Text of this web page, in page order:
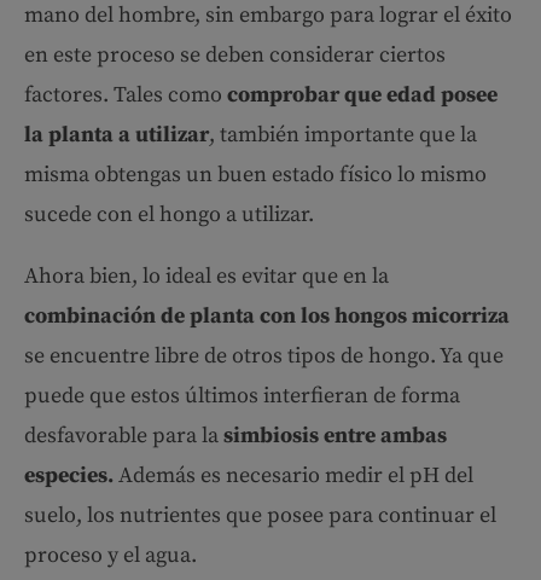
mano del hombre, sin embargo para lograr el éxito
en este proceso se deben considerar ciertos
factores. Tales como comprobar que edad posee
la planta a utilizar, también importante que la
misma obtengas un buen estado físico lo mismo
sucede con el hongo a utilizar.
Ahora bien, lo ideal es evitar que en la
combinación de planta con los hongos micorriza
se encuentre libre de otros tipos de hongo. Ya que
puede que estos últimos interfieran de forma
desfavorable para lasimbiosis entre ambas
especies.Además es necesario medir el pH del
suelo, los nutrientes que posee para continuar el
proceso y el agua.